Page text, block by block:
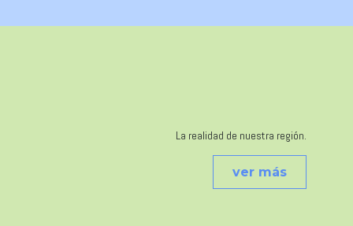
La realidad de nuestra región.
ver más